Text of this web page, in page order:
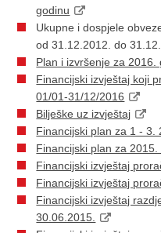
godinu
Ukupne i dospjele
od 31.12.2012. do
Plan i izvršenje za 2016.
Financijski izvještaj koji
01/01-31/12/2016
Bilješke uz izvještaj
Financijski plan za 1 - 3.
Financijski plan za 2015.
Financijski izvještaj
Financijski izvještaj
Financijski izvještaj
30.06.2015.